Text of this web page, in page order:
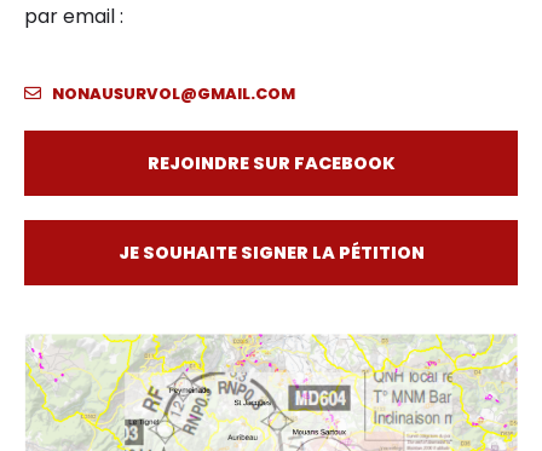
par email :
NONAUSURVOL@GMAIL.COM
REJOINDRE SUR FACEBOOK
JE SOUHAITE SIGNER LA PÉTITION